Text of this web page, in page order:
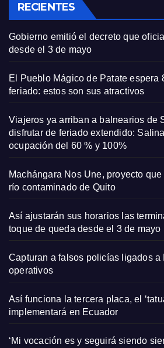
RECIENTES
Gobierno emitió el decreto que
desde el 3 de mayo
El Pueblo Mágico de Patate espera
feriado: estos son sus atractivos
Viajeros ya arriban a balnearios de
disfrutar de feriado extendido:
ocupación del 60 % y 100%
Machángara Nos Une, proyecto
río contaminado de Quito
Así ajustarán sus horarios las
toque de queda desde el 3 de mayo
Capturan a falsos policías ligados a
operativos
Así funciona la tercera placa, el
implementará en Ecuador
‘Mi vocación es y seguirá siendo